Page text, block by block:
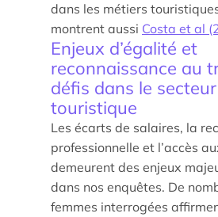
Parcours doctoral
École doctorale
En savoir +
dans les métiers
montrent aussi Costa et al
Enjeux d’égalité et
reconnaissance au
défis dans le secteur
touristique
Les écarts de salaires, la
professionnelle et l’accès
demeurent des enjeux
dans nos enquêtes. De
femmes interrogées